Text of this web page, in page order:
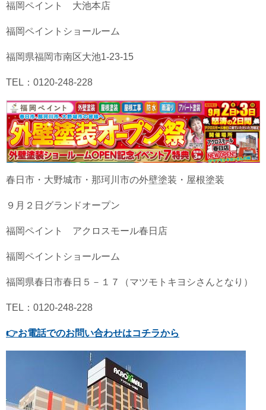
福岡ペイント 大池本店
福岡ペイントショールーム
福岡県福岡市南区大池1-23-15
TEL：0120-248-228
春日市・大野城市・那珂川市の外壁塗装・屋根塗装
９月２日グランドオープン
福岡ペイント アクロスモール春日店
福岡ペイントショールーム
福岡県春日市春日５－１７（マツモトキヨシさんとなり）
TEL：0120-248-228
👉お電話でのお問い合わせはコチラから